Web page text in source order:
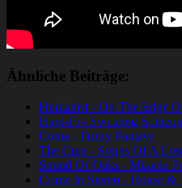
Ähnliche Beiträge:
Humanist - On The Edge
Hard-Fi - Sweating
Coma - Fuzzy Fantasy
The Cure - Songs Of A
Strand Of Oaks - Miracle
Crime In Stereo - House &